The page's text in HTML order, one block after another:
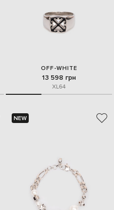
OFF-WHITE
13 598 грн
XL64
NEW